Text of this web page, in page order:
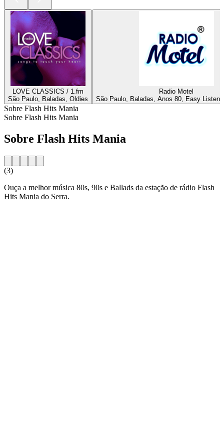
LOVE CLASSICS / 1.fm
São Paulo, Baladas, Oldies
Radio Motel
São Paulo, Baladas, Anos 80, Easy
Sobre Flash Hits Mania
Sobre Flash Hits Mania
Sobre Flash Hits Mania
(3)
Ouça a melhor música 80s, 90s e Ballads da estação de rádio Flash
Hits Mania do Serra.